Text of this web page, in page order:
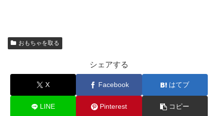
おもちゃを取る
シェアする
X Facebook はてブ
LINE Pinterest コピー